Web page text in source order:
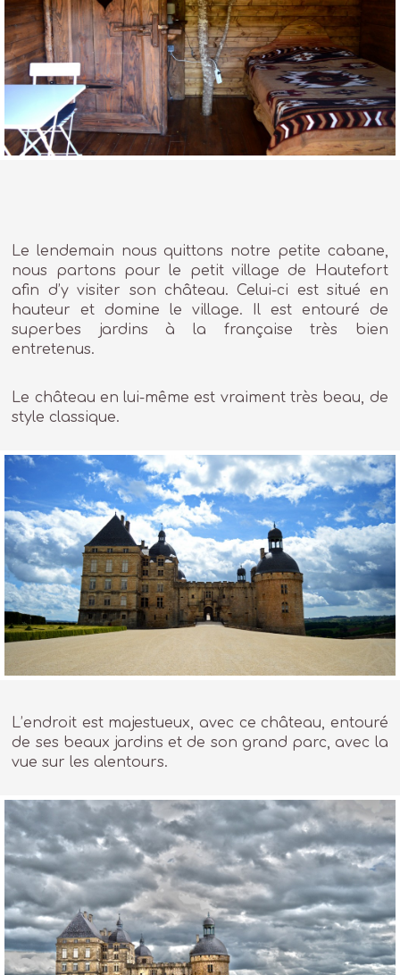
Le lendemain nous quittons notre petite cabane,
nous partons pour le petit village de Hautefort
afin d’y visiter son château. Celui-ci est situé en
hauteur et domine le village. Il est entouré de
superbes jardins à la française très bien
entretenus.
Le château en lui-même est vraiment très beau, de
style classique.
L’endroit est majestueux, avec ce château, entouré
de ses beaux jardins et de son grand parc, avec la
vue sur les alentours.